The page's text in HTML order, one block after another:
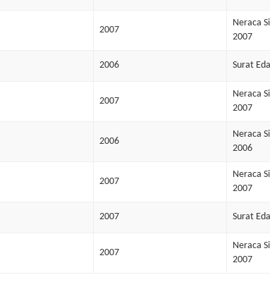
2007
Neraca
2007
2006 Surat
2007
Neraca
2007
2006
Neraca
2006
2007
Neraca
2007
2007 Surat
2007
Neraca
2007